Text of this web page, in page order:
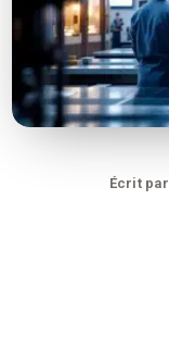
Écrit par